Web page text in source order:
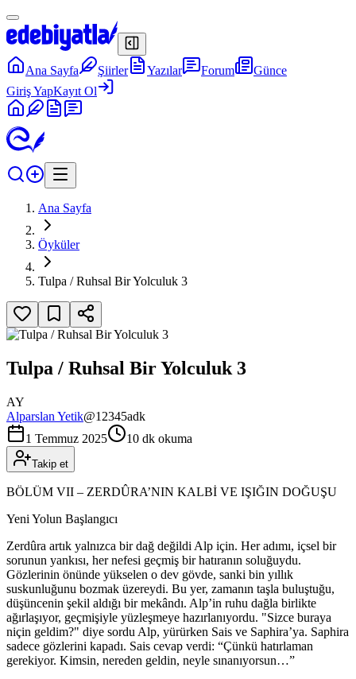
Ana Sayfa Şiirler Yazılar Forum
Günce
Giriş YapKayıt Ol
Ana Sayfa
Öyküler
Tulpa / Ruhsal Bir Yolculuk 3
Tulpa / Ruhsal Bir Yolculuk 3
AY
Alparslan Yetik@12345adk
1 Temmuz 2025
10 dk okuma
Takip et
BÖLÜM VII – ZERDÛRA’NIN KALBİ VE IŞIĞIN DOĞUŞU
Yeni Yolun Başlangıcı
Zerdûra artık yalnızca bir dağ değildi Alp için. Her adımı, içsel bir
sorunun yankısı, her nefesi geçmiş bir hatıranın soluğuydu.
Gözlerinin önünde yükselen o dev gövde, sanki bin yıllık
suskunluğunu bozmak üzereydi. Bu yer, zamanın taşla buluştuğu,
düşüncenin şekil aldığı bir mekândı. Alp’in ruhu dağla birlikte
ağırlaşıyor, geçmişiyle yüzleşmeye hazırlanıyordu. "Sizce buraya
niçin geldim?" diye sordu Alp, yürürken Sais ve Saphira’ya. Saphira
sadece gözlerini kapadı. Sais cevap verdi: “Çünkü hatırlaman
gerekiyor. Kimsin, nereden geldin, neyle sınanıyorsun…”